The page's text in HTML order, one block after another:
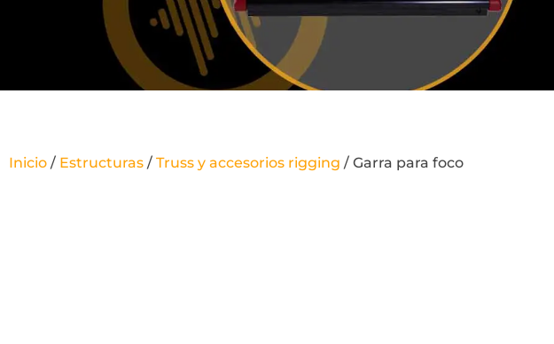
Inicio / Estructuras / Truss y accesorios rigging / Garra para foco